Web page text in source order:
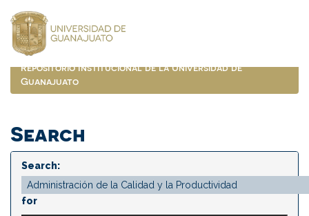
navigation
Repositorio Institucional de la Universidad de
Guanajuato
Search
Search:
for